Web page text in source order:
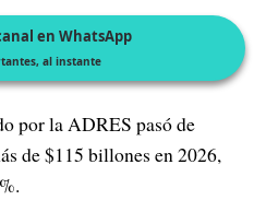
en WhatsApp
al instante
por la ADRES pasó de
de $115 billones en 2026,